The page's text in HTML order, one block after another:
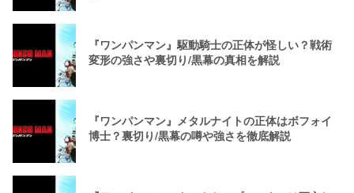
『ワンパンマン』駆動騎士の正体が怪しい？戦術
変形の強さや裏切り/黒幕の真相を解説
『ワンパンマン』メタルナイトの正体はボフォイ
博士？裏切り/黒幕の噂や強さを徹底解説